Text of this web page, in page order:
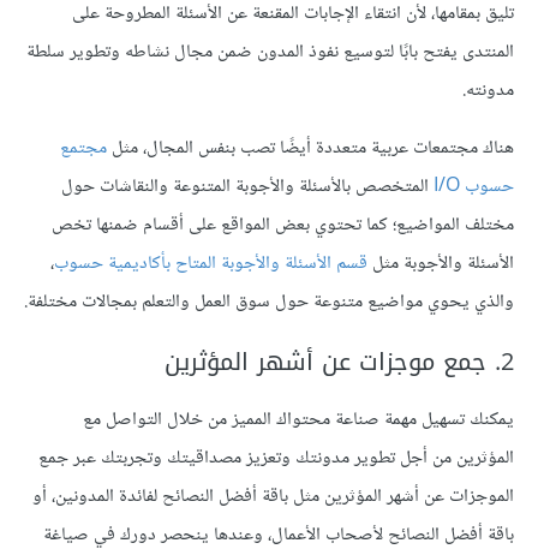
تليق بمقامها، لأن انتقاء الإجابات المقنعة عن الأسئلة المطروحة على
المنتدى يفتح بابًا لتوسيع نفوذ المدون ضمن مجال نشاطه وتطوير سلطة
مدونته.
هناك مجتمعات عربية متعددة أيضًا تصب بنفس المجال، مثلمجتمع
حسوب I/O
المتخصص بالأسئلة والأجوبة المتنوعة والنقاشات حول
مختلف المواضيع؛ كما تحتوي بعض المواقع على أقسام ضمنها تخص
الأسئلة والأجوبة مثل قسم الأسئلة والأجوبة المتاح بأكاديمية حسوب،
والذي يحوي مواضيع متنوعة حول سوق العمل والتعلم بمجالات مختلفة.
يمكنك تسهيل مهمة صناعة محتواك المميز من خلال التواصل مع
المؤثرين من أجل تطوير مدونتك وتعزيز مصداقيتك وتجربتك عبر جمع
الموجزات عن أشهر المؤثرين مثل باقة أفضل النصائح لفائدة المدونين، أو
باقة أفضل النصائح لأصحاب الأعمال، وعندها ينحصر دورك في صياغة